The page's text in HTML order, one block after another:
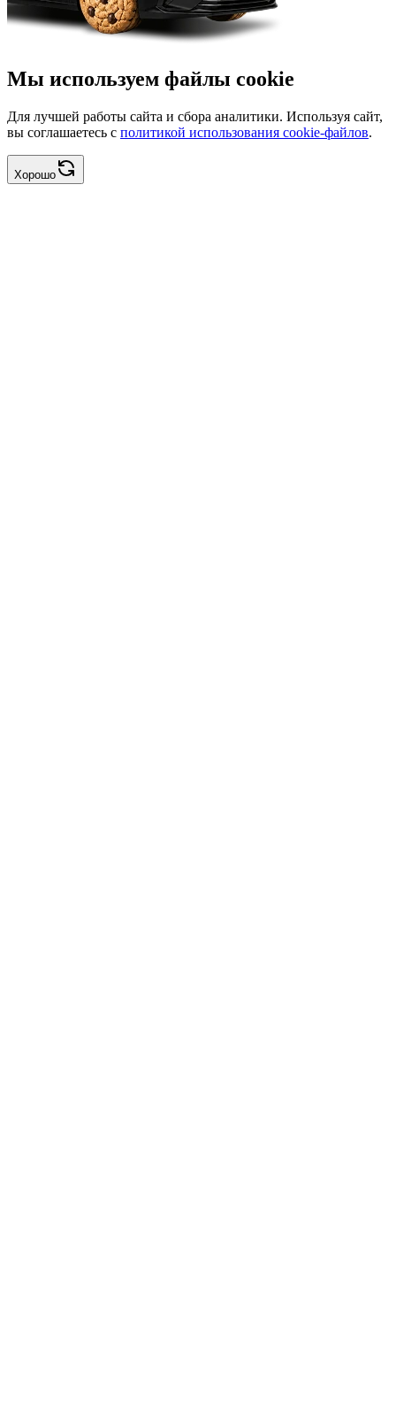
Мы используем файлы cookie
Для лучшей работы сайта и сбора аналитики. Используя сайт,
вы соглашаетесь с политикой использования cookie-файлов.
Хорошо